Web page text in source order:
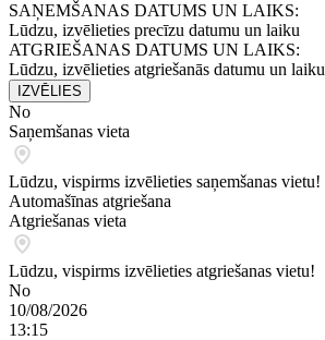
SAŅEMŠANAS DATUMS UN LAIKS:
Lūdzu, izvēlieties precīzu datumu un laiku
ATGRIEŠANAS DATUMS UN LAIKS:
Lūdzu, izvēlieties atgriešanās datumu un laiku
IZVĒLIES
No
Saņemšanas vieta
Lūdzu, vispirms izvēlieties saņemšanas vietu!
Automašīnas atgriešana
Atgriešanas vieta
Lūdzu, vispirms izvēlieties atgriešanas vietu!
No
10/08/2026
13:15